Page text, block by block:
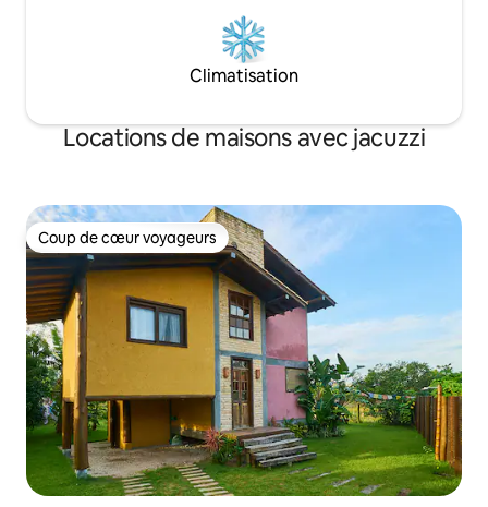
Climatisation
Locations de maisons avec jacuzzi
Coup de cœur voyageurs
Coup de cœur voyageurs